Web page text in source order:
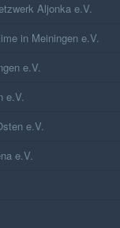
Aljonka e.V.
in Meiningen e.V.
e.V.
e.V.
e.V.
e.V.